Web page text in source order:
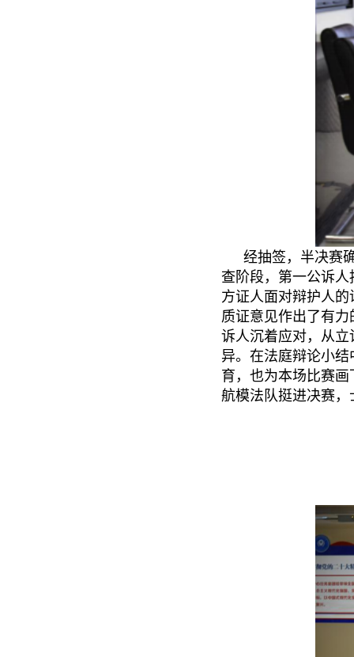
经抽签，半决赛
查阶段，第一公诉
方证人面对辩护人
质证意见作出了有
诉人沉着应对，从
异。在法庭辩论小
育，也为本场比赛
航模法队挺进决赛，